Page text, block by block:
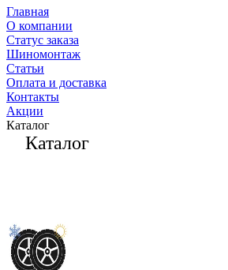
Главная
О компании
Статус заказа
Шиномонтаж
Статьи
Оплата и доставка
Контакты
Акции
Каталог
Каталог